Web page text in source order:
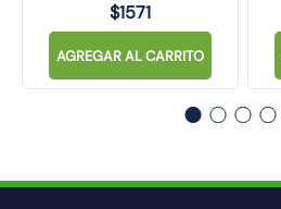
$1571
AGREGAR AL CARRITO